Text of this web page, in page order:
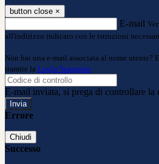
button close ×
E-mail
all'indirizzo indicato con le istruzioni
Non hai una e-mail associata al nome utente?
tramite la Login Spaggiari
E-mail inviata, si prega di controllare la
Errore
Chiudi
Successo